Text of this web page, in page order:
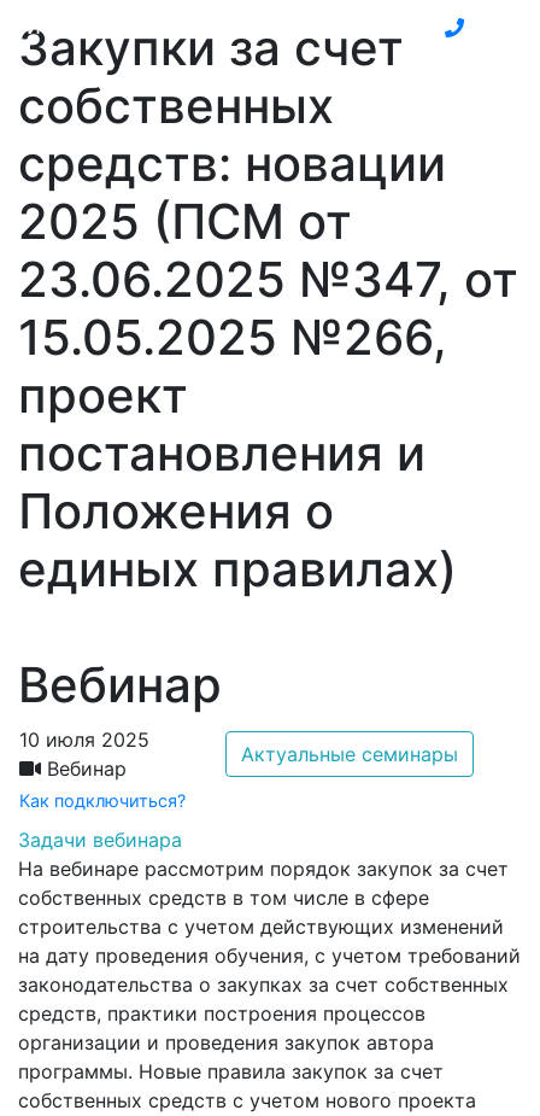
БизнесИнфоПраво
Закупки за счет
собственных
средств: новации
2025 (ПСМ от
23.06.2025 №347, от
15.05.2025 №266,
проект
постановления и
Положения о
единых правилах)
Вебинар
10 июля 2025
Вебинар
Актуальные семинары
Как подключиться?
Задачи вебинара
На вебинаре рассмотрим порядок закупок за счет
собственных средств в том числе в сфере
строительства с учетом действующих изменений
на дату проведения обучения, с учетом требований
законодательства о закупках за счет собственных
средств, практики построения процессов
организации и проведения закупок автора
программы. Новые правила закупок за счет
собственных средств с учетом нового проекта